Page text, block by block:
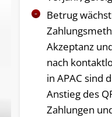
Betrug
Akzeptanz
nach
in APAC sind
Anstieg des
Zahlungen